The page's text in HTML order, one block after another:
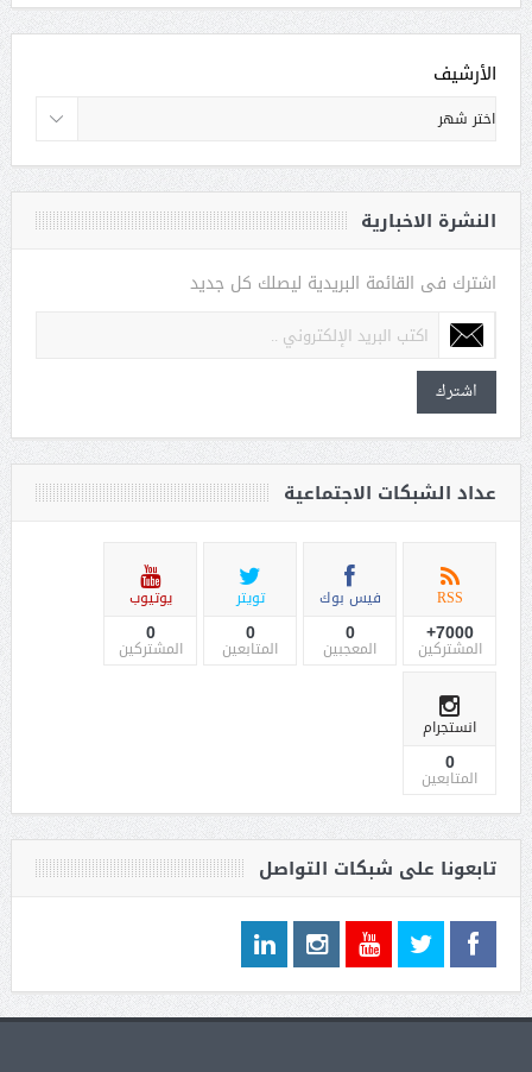
الأرشيف
النشرة الاخبارية
اشترك فى القائمة البريدية ليصلك كل جديد
اشترك
عداد الشبكات الاجتماعية
RSS
7000+
المشتركين
فيس بوك
0
المعجبين
تويتر
0
المتابعين
يوتيوب
0
المشتركين
انستجرام
0
المتابعين
تابعونا على شبكات التواصل